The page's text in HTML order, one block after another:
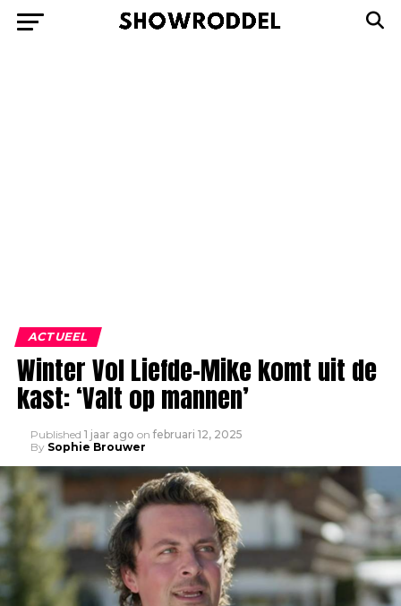
ACTUEEL
Winter Vol Liefde-Mike komt uit de
kast: ‘Valt op mannen’
Published 1 jaar ago on februari 12, 2025
By Sophie Brouwer